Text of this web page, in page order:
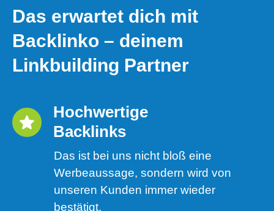
Das erwartet dich mit
Backlinko – deinem
Linkbuilding Partner
Hochwertige
Backlinks
Das ist bei uns nicht bloß eine
Werbeaussage, sondern wird von
unseren Kunden immer wieder
bestätigt.